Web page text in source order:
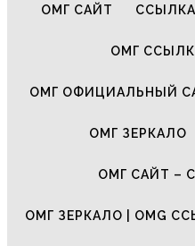
ОМГ САЙТ
ОМГ
ОМГ ОФИЦИАЛЬНЫЙ
ОМГ ЗЕРКАЛО
ОМГ САЙТ –
ОМГ ЗЕРКАЛО | OMG